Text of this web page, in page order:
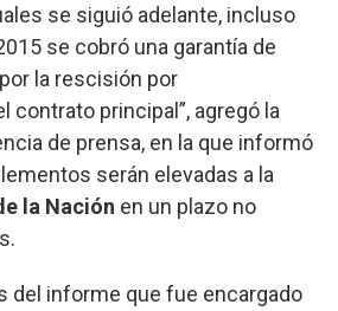
se siguió adelante, incluso
se cobró una garantía de
la rescisión por
contrato principal”, agregó la
de prensa, en la que informó
serán elevadas a la
la Nación en un plazo no
del informe que fue encargado